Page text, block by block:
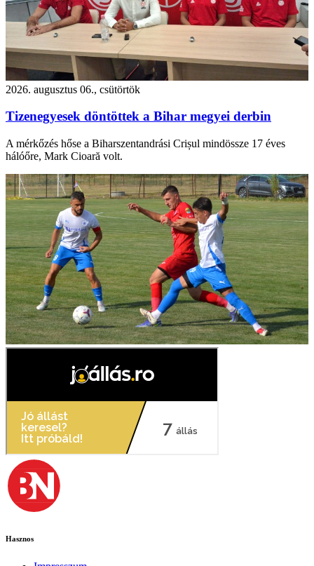
2026. augusztus 06., csütörtök
Tizenegyesek döntöttek a Bihar megyei derbin
A mérkőzés hőse a Biharszentandrási Crișul mindössze 17 éves
hálóőre, Mark Cioară volt.
Hasznos